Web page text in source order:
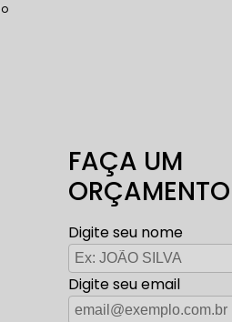
FAÇA UM
ORÇAMENTO
Digite seu nome
Digite seu email